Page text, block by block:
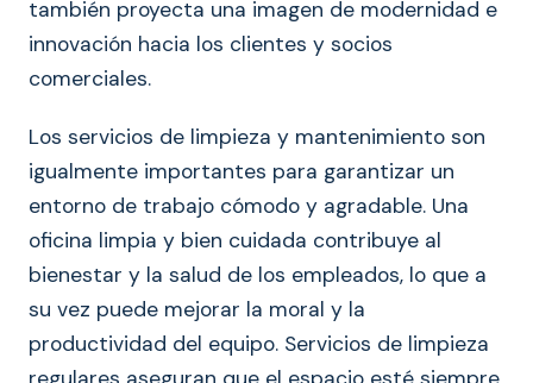
también proyecta una imagen de modernidad e
innovación hacia los clientes y socios
comerciales.
Los servicios de limpieza y mantenimiento son
igualmente importantes para garantizar un
entorno de trabajo cómodo y agradable. Una
oficina limpia y bien cuidada contribuye al
bienestar y la salud de los empleados, lo que a
su vez puede mejorar la moral y la
productividad del equipo. Servicios de limpieza